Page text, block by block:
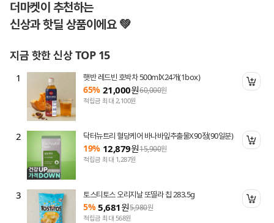
더마켓이 추천하는
신상과 핫딜 상품이에요 💚
지금 핫한 신상 TOP 15
담기
담기
담기
1 햇반 레드빈 호박차 500mlX24개(1box)
65% 21,000원60,000원
적립금 최대 2,100원
2 닥터뉴트리 혈당케어 바나바잎추출물X90정(90일분)
19% 12,879원15,900원
적립금 최대 1,287원
3 토스티토스 오리지날 또띨라 칩 283.5g
5% 5,681원5,980원
적립금 최대 568원